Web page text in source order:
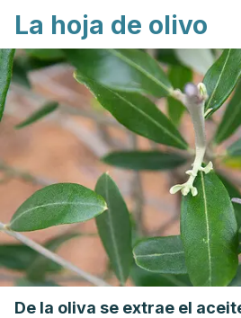
La hoja de olivo
De la oliva se extrae el